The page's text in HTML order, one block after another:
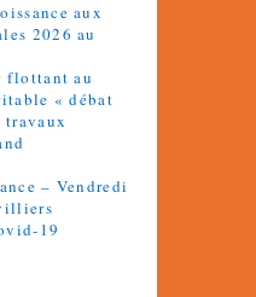
aux
2026 au
flottant au
« débat
– Vendredi
19